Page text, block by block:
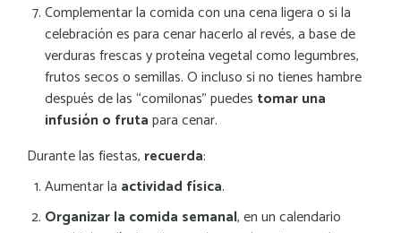
Complementar la comida con una cena ligera o si la
celebración es para cenar hacerlo al revés, a base de
verduras frescas y proteína vegetal como legumbres,
frutos secos o semillas. O incluso si no tienes hambre
después de las “comilonas” puedes tomar una
infusión o frutapara cenar.
Durante las fiestas, recuerda:
Aumentar la actividad física.
Organizar la comida semanal, en un calendario